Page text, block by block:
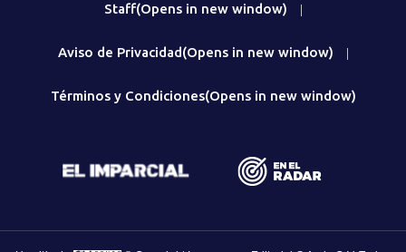
Staff(Opens in new window) |
Aviso de Privacidad(Opens in new window) |
Términos y Condiciones(Opens in new window)